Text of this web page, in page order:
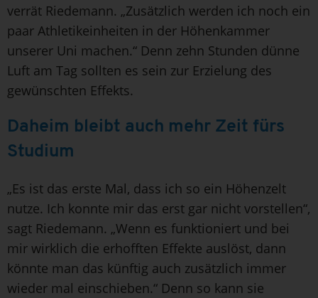
verrät Riedemann. „Zusätzlich werden ich noch ein
paar Athletikeinheiten in der Höhenkammer
unserer Uni machen.“ Denn zehn Stunden dünne
Luft am Tag sollten es sein zur Erzielung des
gewünschten Effekts.
Daheim bleibt auch mehr Zeit fürs
Studium
„Es ist das erste Mal, dass ich so ein Höhenzelt
nutze. Ich konnte mir das erst gar nicht vorstellen“,
sagt Riedemann. „Wenn es funktioniert und bei
mir wirklich die erhofften Effekte auslöst, dann
könnte man das künftig auch zusätzlich immer
wieder mal einschieben.“ Denn so kann sie